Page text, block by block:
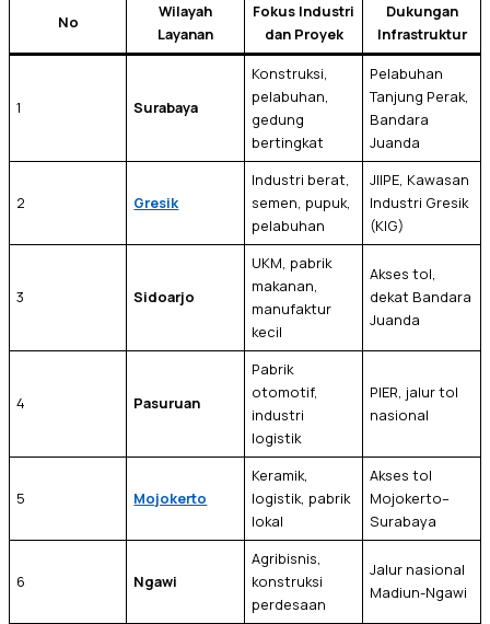
No
Wilayah
Layanan
Fokus Industri
dan Proyek
Dukungan
Infrastruktur
1 Surabaya
Konstruksi,
pelabuhan,
gedung
bertingkat
Pelabuhan
Tanjung Perak,
Bandara
Juanda
2 Gresik
Industri berat,
semen, pupuk,
pelabuhan
JIIPE, Kawasan
Industri Gresik
(KIG)
3 Sidoarjo
UKM, pabrik
makanan,
manufaktur
kecil
Akses tol,
dekat Bandara
Juanda
4 Pasuruan
Pabrik
otomotif,
industri
logistik
PIER, jalur tol
nasional
5 Mojokerto
Keramik,
logistik, pabrik
lokal
Akses tol
Mojokerto–
Surabaya
6 Ngawi
Agribisnis,
konstruksi
perdesaan
Jalur nasional
Madiun-Ngawi